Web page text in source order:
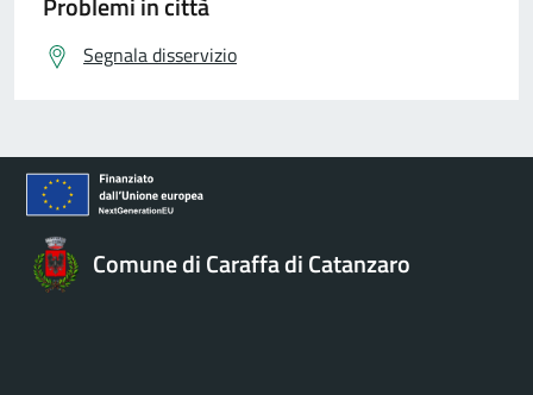
Segnala disservizio
Comune di Caraffa di Catanzaro